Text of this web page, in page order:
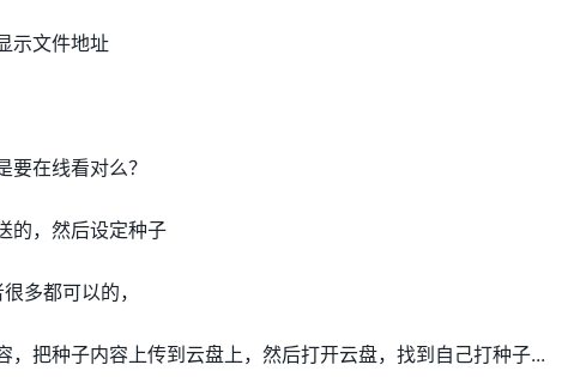
示文件地址
在线看对么？
的，然后设定种子
多都可以的，
，把种子内容上传到云盘上，然后打开云盘，找到自己打种子...